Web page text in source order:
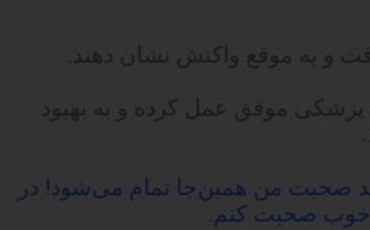
و به موقع واکنش نشان دهند.
موفق عمل کرده و به بهبود
صحبت من همین‌جا تمام می‌شود! در
خوب صحبت کنم.